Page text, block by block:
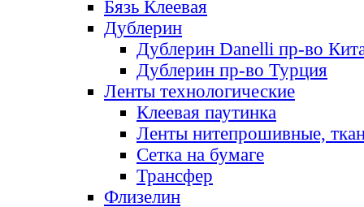
Бязь Клеевая
Дублерин
Дублерин Danelli пр-во
Дублерин пр-во Турция
Ленты технологические
Клеевая паутинка
Ленты нитепрошивные,
Сетка на бумаге
Трансфер
Флизелин